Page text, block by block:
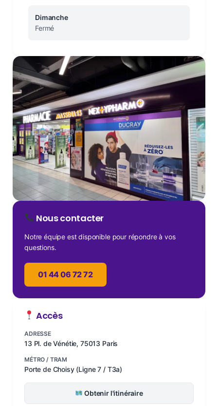
Dimanche
Fermé
Nous contacter
Notre équipe est disponible pour répondre à vos
questions.
01 44 06 72 72
Accès
ADRESSE
13 Pl. de Vénétie, 75013 Paris
MÉTRO / TRAM
Porte de Choisy (Ligne 7 / T3a)
Obtenir l'itinéraire